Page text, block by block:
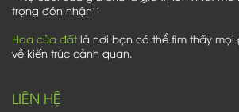
trọng đón nhận''
Hoa của đấtlà nơi bạn có thể tìm thấy mọi
về kiến trúc cảnh quan.
LIÊN HỆ